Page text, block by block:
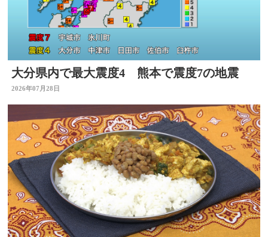
大分県内で最大震度4 熊本で震度7の地震
2026年07月28日